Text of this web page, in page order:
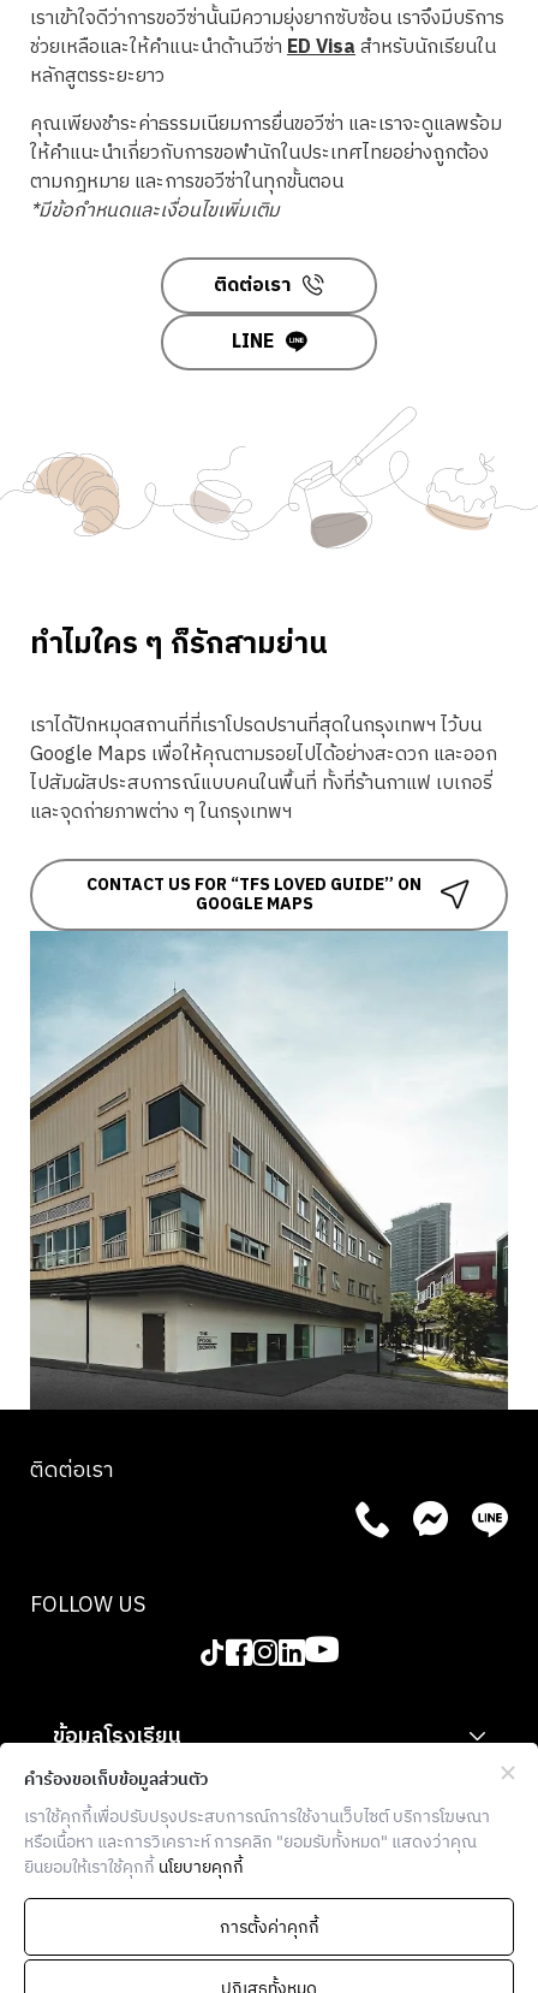
เราเข้าใจดีว่าการขอวีซ่านั้นมีความยุ่งยากซับซ้อน เราจึงมีบริการ
ช่วยเหลือและให้คำแนะนำด้านวีซ่าED Visaสำหรับนักเรียนใน
หลักสูตรระยะยาว
คุณเพียงชำระค่าธรรมเนียมการยื่นขอวีซ่า และเราจะดูแลพร้อม
ให้คำแนะนำเกี่ยวกับการขอพำนักในประเทศไทยอย่างถูกต้อง
ตามกฎหมาย และการขอวีซ่าในทุกขั้นตอน
*มีข้อกำหนดและเงื่อนไขเพิ่มเติม
ติดต่อเรา
LINE
ทำไมใคร ๆ ก็รักสามย่าน
เราได้ปักหมุดสถานที่ที่เราโปรดปรานที่สุดในกรุงเทพฯ ไว้บน
Google Maps เพื่อให้คุณตามรอยไปได้อย่างสะดวก และออก
ไปสัมผัสประสบการณ์แบบคนในพื้นที่ ทั้งที่ร้านกาแฟ เบเกอรี่
และจุดถ่ายภาพต่าง ๆ ในกรุงเทพฯ
CONTACT US FOR “TFS LOVED GUIDE” ON
GOOGLE MAPS
THE FOOD SCHOOL BANGKOK
936 โครงการบล็อก 28 ตึก E ซอยจุฬา 7
แขวงวังใหม่ เขตปทุมวัน กรุงเทพฯ
ข้อมูลโรงเรียน
สำหรับองค์กร
ข้อมูลเพิ่มเติม
ติดต่อเรา
FOLLOW US
คำร้องขอเก็บข้อมูลส่วนตัว
เราใช้คุกกี้เพื่อปรับปรุงประสบการณ์การใช้งานเว็บไซต์ บริการโฆษณา
หรือเนื้อหา และการวิเคราะห์ การคลิก "ยอมรับทั้งหมด" แสดงว่าคุณ
ยินยอมให้เราใช้คุกกี้นโยบายคุกกี้
การตั้งค่าคุกกี้